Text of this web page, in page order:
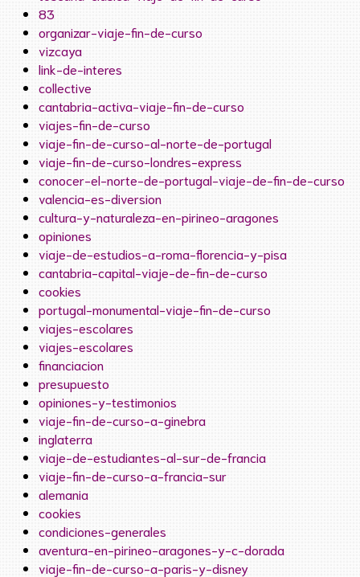
83
organizar-viaje-fin-de-curso
vizcaya
link-de-interes
collective
cantabria-activa-viaje-fin-de-curso
viajes-fin-de-curso
viaje-fin-de-curso-al-norte-de-portugal
viaje-fin-de-curso-londres-express
conocer-el-norte-de-portugal-viaje-de-fin-de-curso
valencia-es-diversion
cultura-y-naturaleza-en-pirineo-aragones
opiniones
viaje-de-estudios-a-roma-florencia-y-pisa
cantabria-capital-viaje-de-fin-de-curso
cookies
portugal-monumental-viaje-fin-de-curso
viajes-escolares
viajes-escolares
financiacion
presupuesto
opiniones-y-testimonios
viaje-fin-de-curso-a-ginebra
inglaterra
viaje-de-estudiantes-al-sur-de-francia
viaje-fin-de-curso-a-francia-sur
alemania
cookies
condiciones-generales
aventura-en-pirineo-aragones-y-c-dorada
viaje-fin-de-curso-a-paris-y-disney